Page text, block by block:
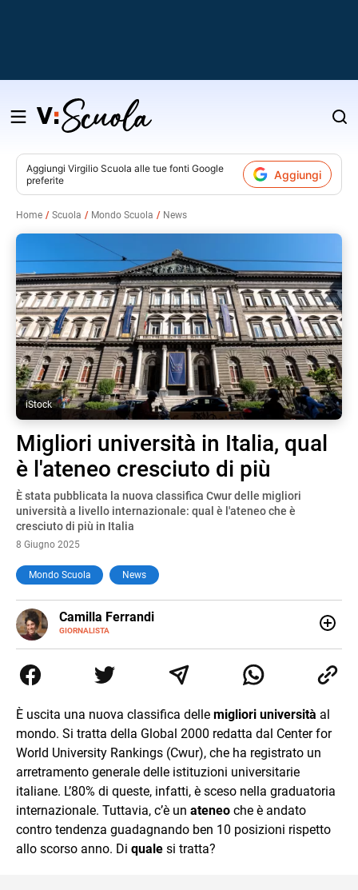
Salta
contenuto
Aggiungi Virgilio Scuola alle tue fonti Google
preferite
Aggiungi
Home Scuola Mondo Scuola News
iStock
Migliori università in Italia, qual
è l'ateneo cresciuto di più
È stata pubblicata la nuova classifica Cwur delle migliori
università a livello internazionale: qual è l'ateneo che è
cresciuto di più in Italia
8 Giugno 2025
Mondo Scuola News
Camilla Ferrandi
GIORNALISTA
E-
MAIL
LINKEDIN
di trasformare la passione per la scrittura in un lavoro, e
da lì non mi sono più fermata. L’attualità è il mio pane
mente.
È uscita una nuova classifica delle migliori università al
mondo. Si tratta della Global 2000 redatta dal Center for
World University Rankings (Cwur), che ha registrato un
arretramento generale delle istituzioni universitarie
italiane. L’80% di queste, infatti, è sceso nella graduatoria
internazionale. Tuttavia, c’è un ateneo che è andato
contro tendenza guadagnando ben 10 posizioni rispetto
allo scorso anno. Di quale si tratta?